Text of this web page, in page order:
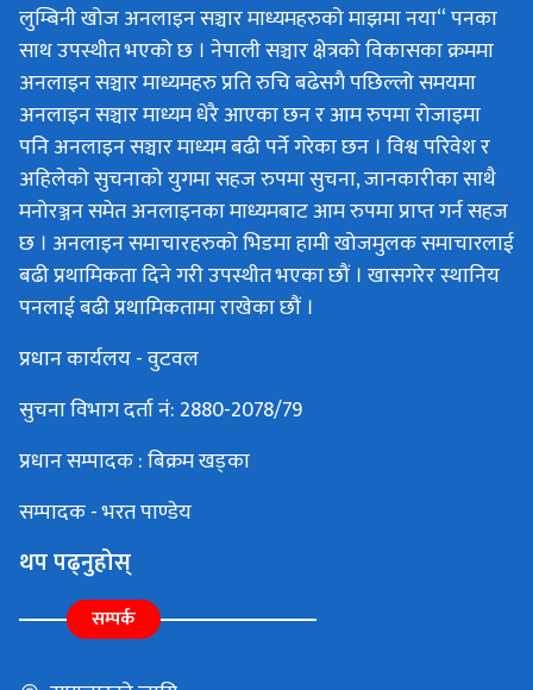
लुम्बिनी खोज अनलाइन सञ्चार माध्यमहरुको माझमा नया“ पनका
साथ उपस्थीत भएको छ । नेपाली सञ्चार क्षेत्रको विकासका क्रममा
अनलाइन सञ्चार माध्यमहरु प्रति रुचि बढेसगै पछिल्लो समयमा
अनलाइन सञ्चार माध्यम धेरै आएका छन र आम रुपमा रोजाइमा
पनि अनलाइन सञ्चार माध्यम बढी पर्ने गरेका छन । विश्व परिवेश र
अहिलेको सुचनाको युगमा सहज रुपमा सुचना, जानकारीका साथै
मनोरञ्जन समेत अनलाइनका माध्यमबाट आम रुपमा प्राप्त गर्न सहज
छ । अनलाइन समाचारहरुको भिडमा हामी खोजमुलक समाचारलाई
बढी प्रथामिकता दिने गरी उपस्थीत भएका छौं । खासगरेर स्थानिय
पनलाई बढी प्रथामिकतामा राखेका छौं ।
प्रधान कार्यलय - वुटवल
सुचना विभाग दर्ता नं: 2880-2078/79
प्रधान सम्पादक : बिक्रम खड्का
सम्पादक - भरत पाण्डेय
थप पढ्नुहोस्
सम्पर्क